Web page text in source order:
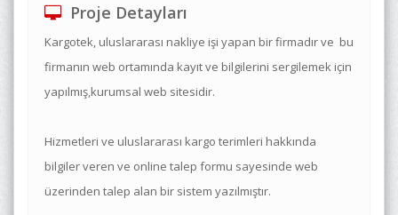
Proje Detayları
Kargotek, uluslararası nakliye işi yapan bir firmadır ve bu
firmanın web ortamında kayıt ve bilgilerini sergilemek için
yapılmış,kurumsal web sitesidir.
Hizmetleri ve uluslararası kargo terimleri hakkında
bilgiler veren ve online talep formu sayesinde web
üzerinden talep alan bir sistem yazılmıştır.